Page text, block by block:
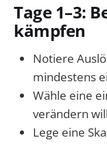
Tage 1–3:
kämpfen
Notiere
mindestens
Wähle eine
verändern
Lege eine